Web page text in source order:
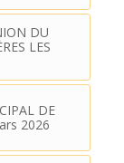
DU
LES
DE
2026